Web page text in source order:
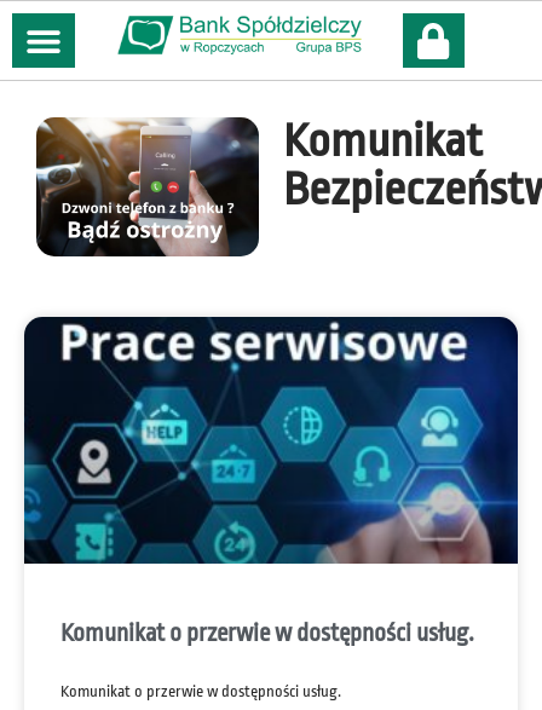
treści
Komunikat
Komunikat o przerwie w dostępności usług.
Komunikat o przerwie w dostępności usług.